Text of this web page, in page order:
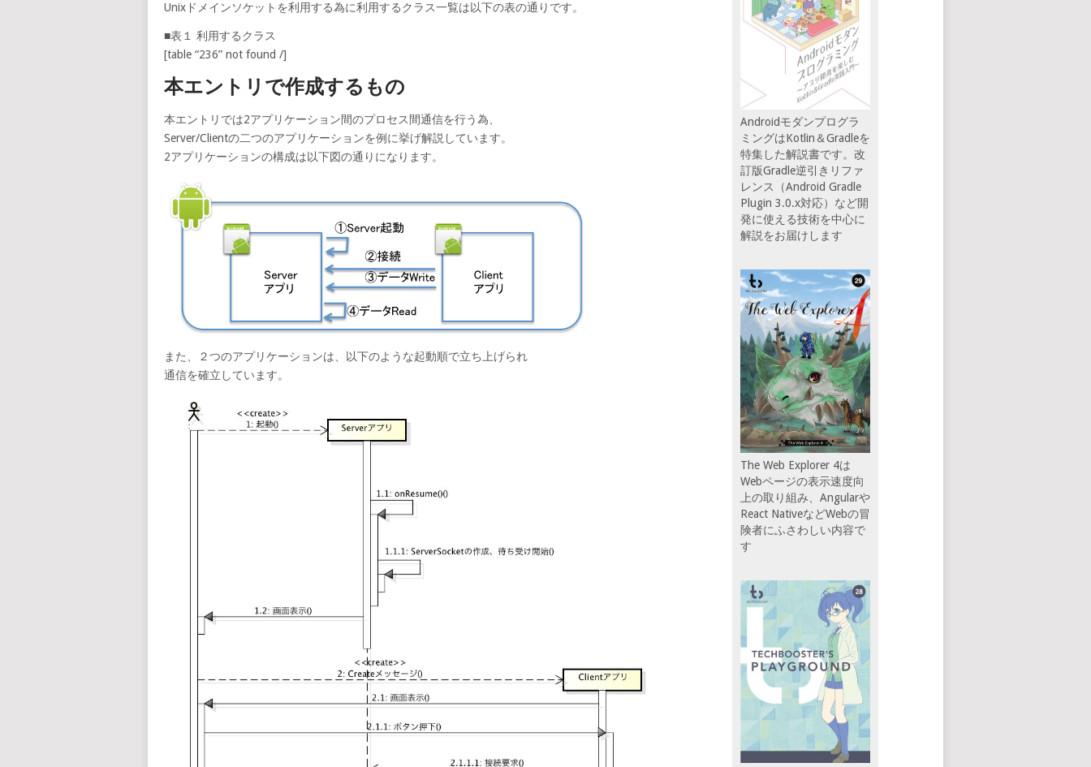
Unixドメインソケットを利用する為に利用するクラス一覧は以下の表の通りです。
■表１ 利用するクラス
[table “236” not found /]
本エントリで作成するもの
本エントリでは2アプリケーション間のプロセス間通信を行う為、
Server/Clientの二つのアプリケーションを例に挙げ解説しています。
2アプリケーションの構成は以下図の通りになります。
また、２つのアプリケーションは、以下のような起動順で立ち上げられ
通信を確立しています。
Androidモダンプログラ
ミングはKotlin＆Gradleを
特集した解説書です。改
訂版Gradle逆引きリファ
レンス（Android Gradle
Plugin 3.0.x対応）など開
発に使える技術を中心に
解説をお届けします
The Web Explorer 4は
Webページの表示速度向
上の取り組み、Angularや
React NativeなどWebの冒
険者にふさわしい内容で
す